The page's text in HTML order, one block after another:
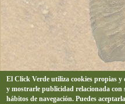
El Click Verde utiliza cookies propias y
y mostrarle publicidad relacionada con
hábitos de navegación. Puedes